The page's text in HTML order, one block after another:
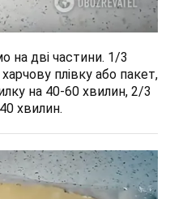
на дві частини. 1/3
плівку або пакет,
на 40-60 хвилин, 2/3
хвилин.